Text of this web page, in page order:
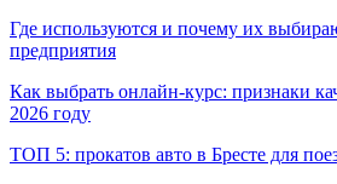
Где используются и почему их
предприятия
Как выбрать онлайн-курс: признаки
2026 году
ТОП 5: прокатов авто в Бресте для